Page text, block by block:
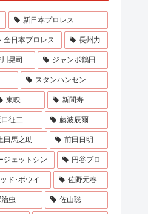
新日本プロレス
全日本プロレス 長州力
晃司 ジャンボ鶴田
スタンハンセン
東映 新間寿
征二 藤波辰爾
上田馬之助 前田日明
ジェットシン 円谷プロ
ド･ボウイ 佐野元春
虫 佐山聡